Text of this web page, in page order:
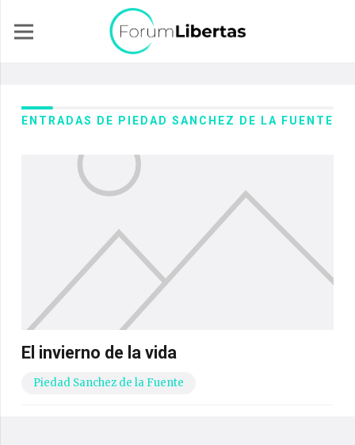
ENTRADAS DE PIEDAD SANCHEZ DE LA FUENTE
El invierno de la vida
Piedad Sanchez de la Fuente